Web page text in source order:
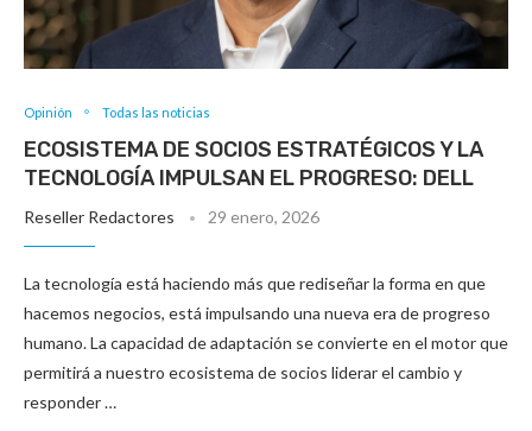
Opinión Todas las noticias
ECOSISTEMA DE SOCIOS ESTRATÉGICOS Y LA
TECNOLOGÍA IMPULSAN EL PROGRESO: DELL
Reseller Redactores 29 enero, 2026
La tecnología está haciendo más que rediseñar la forma en que
hacemos negocios, está impulsando una nueva era de progreso
humano. La capacidad de adaptación se convierte en el motor que
permitirá a nuestro ecosistema de socios liderar el cambio y
responder …